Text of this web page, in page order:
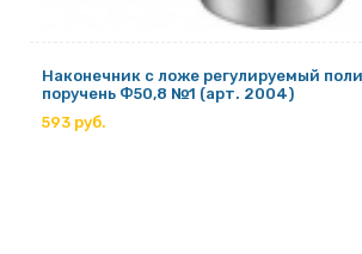
Наконечник с ложе регулируемый
поручень Ф50,8 №1 (арт. 2004)
593 руб.